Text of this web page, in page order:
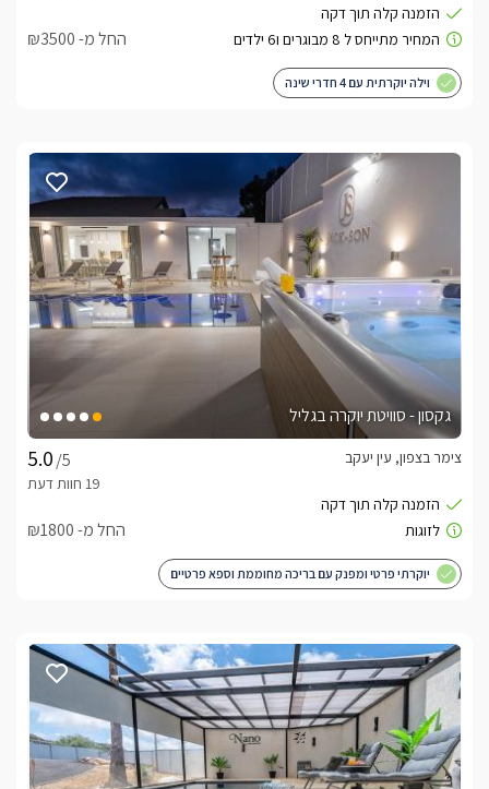
החל מ- ₪3500
וילה יוקרתית עם 4 חדרי שינה
גקסון - סוויטת יוקרה בגליל
/5
צימר בצפון, עין יעקב
החל מ- ₪1800
יוקרתי פרטי ומפנק עם בריכה מחוממת וספא פרטיים